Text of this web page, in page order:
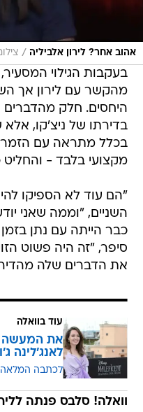
אהוב אחר? לירון אלביליה /
בעקבות הגילוי
מהקשר עם לירון אך
היחסים. חלק מהדברים
בדירתו של ניצ'קו, אלא
בכלל מתראה עם
מקצועי בלבד - והחליט
"הם עוד לא הספיקו
השניים, "וממה שאני
כבר הייתה עם נתן
סיפר, "זה היה פשוט
את הדברים שלה
עוד בוואלה
את המעשה
לאנג'לינה
לכתבה המלאה
וואלה! סלבס פנתה